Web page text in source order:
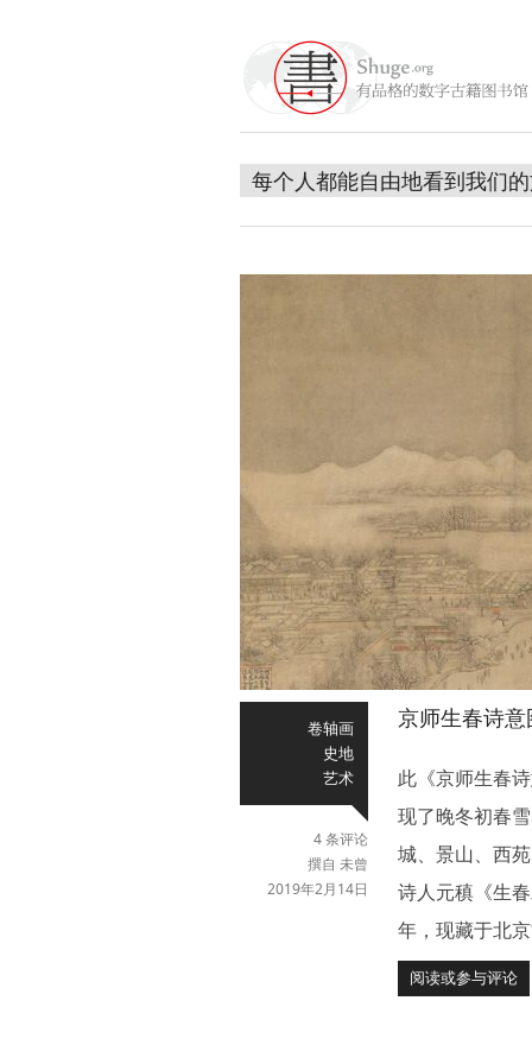
每个人都能自由地看到我们
卷轴画
史地
艺术
4 条评论
撰自 未曾
2019年2月14日
京师生春诗意
此《京师生春
现了晚冬初春
城、景山、西
诗人元稹《生
年，现藏于北
阅读或参与评论